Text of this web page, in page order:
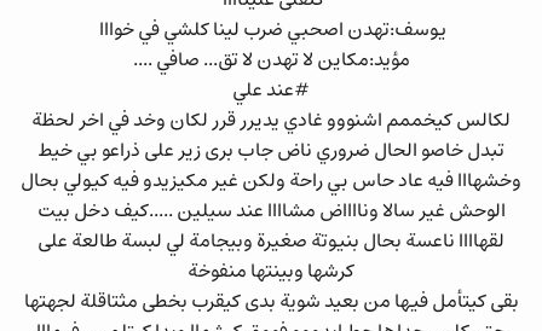
يوسف:تهدن اصحبي ضرب لينا كلشي في خوااا
مؤيد:مكاين لا تهدن لا تق... صافي ....
#عند علي
لكالس كيخممم اشنووو غادي يديرر قرر لكان وخد في اخر لحظة
تبدل خاصو الحال ضروري ناض جاب برى زير على ذراعو بي خيط
وخشهااا فيه عاد حاس بي راحة ولكن غير مكيزيدو فيه كيولي بحال
الوحش غير سالا ونااااض مشاااا عند سيلين .....كيف دخل بيت
لقهاااا ناعسة بحال بنيوتة صغيرة وبيجامة لي لبسة طالعة على
كرشها وبينتها منفوخة
بقى كيتأمل فيها من بعيد شوية بدى كيقرب بخطى مثتاقلة لجهتها